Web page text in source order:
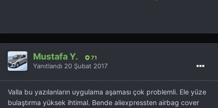
Mustafa Y. 71
Yanıtlandı 20 Şubat 2017
Valla bu yazılanların uygulama aşaması çok problemli. Ele yüze
bulaştırma yüksek ihtimal. Bende aliexpressten airbag cover